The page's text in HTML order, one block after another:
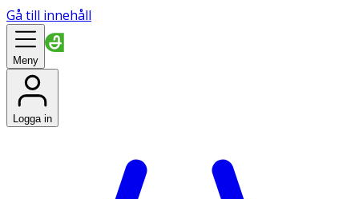
Gå till innehåll
Meny
Logga in